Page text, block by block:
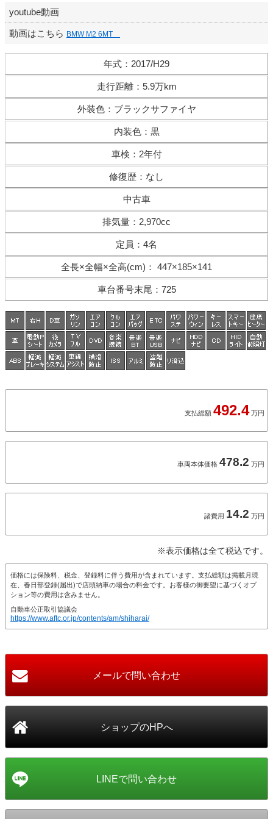
youtube動画
動画はこちら BMW M2 6MT
年式 ： 2017/H29
走行距離： 5.9万km
外装色： ブラックサファイヤ
内装色： 黒
車検 ： 2年付
修復歴 ： なし
中古車
排気量 ： 2,970cc
定員 ： 4名
全長×全幅×全高(cm) ： 447×185×141
車台番号末尾 ： 725
支払総額 492.4 万円
車両本体価格 478.2 万円
諸費用 14.2 万円
※表示価格は全て税込です。
価格には保険料、税金、登録料に伴う費用が含まれています。支払総額は掲載月現
在、春日部登録(届出)で店頭納車の場合の料金です。お客様の御要望に基づくオプ
ション等の費用は含みません。
自動車公正取引協議会
https://www.aftc.or.jp/contents/am/shiharai/